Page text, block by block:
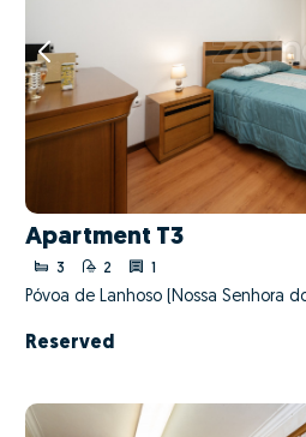
Apartment T3
3 2 1
Reserved